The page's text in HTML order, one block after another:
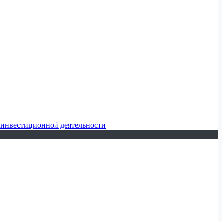
деятельности